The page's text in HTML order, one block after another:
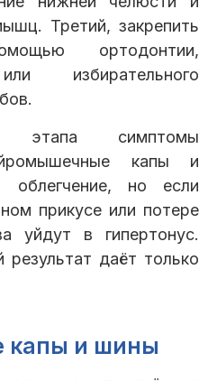
Третий, закрепить
ортодонтии,
избирательного
этапа симптомы
капы и
облегчение, но если
прикусе или потере
уйдут в гипертонус.
даёт только
капы и шины